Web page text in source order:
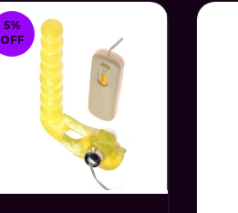
5%
OFF